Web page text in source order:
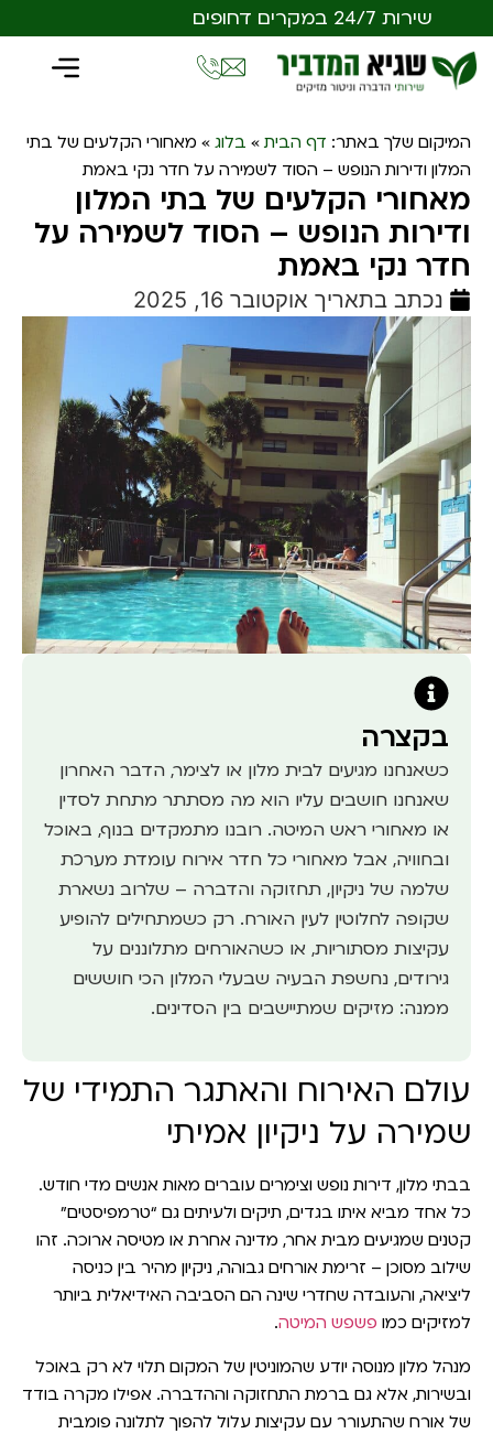
שירות 24/7 במקרים דחופים
המיקום שלך באתר: דף הבית » בלוג » מאחורי הקלעים של בתי
המלון ודירות הנופש – הסוד לשמירה על חדר נקי באמת
מאחורי הקלעים של בתי המלון
ודירות הנופש – הסוד לשמירה על
חדר נקי באמת
נכתב בתאריך אוקטובר 16, 2025
בקצרה
כשאנחנו מגיעים לבית מלון או לצימר, הדבר האחרון
שאנחנו חושבים עליו הוא מה מסתתר מתחת לסדין
או מאחורי ראש המיטה. רובנו מתמקדים בנוף, באוכל
ובחוויה, אבל מאחורי כל חדר אירוח עומדת מערכת
שלמה של ניקיון, תחזוקה והדברה – שלרוב נשארת
שקופה לחלוטין לעין האורח. רק כשמתחילים להופיע
עקיצות מסתוריות, או כשהאורחים מתלוננים על
גירודים, נחשפת הבעיה שבעלי המלון הכי חוששים
ממנה: מזיקים שמתיישבים בין הסדינים.
עולם האירוח והאתגר התמידי של
שמירה על ניקיון אמיתי
בבתי מלון, דירות נופש וצימרים עוברים מאות אנשים מדי חודש.
כל אחד מביא איתו בגדים, תיקים ולעיתים גם “טרמפיסטים”
קטנים שמגיעים מבית אחר, מדינה אחרת או מטיסה ארוכה. זהו
שילוב מסוכן – זרימת אורחים גבוהה, ניקיון מהיר בין כניסה
ליציאה, והעובדה שחדרי שינה הם הסביבה האידיאלית ביותר
למזיקים כמו פשפש המיטה.
מנהל מלון מנוסה יודע שהמוניטין של המקום תלוי לא רק באוכל
ובשירות, אלא גם ברמת התחזוקה וההדברה. אפילו מקרה בודד
של אורח שהתעורר עם עקיצות עלול להפוך לתלונה פומבית